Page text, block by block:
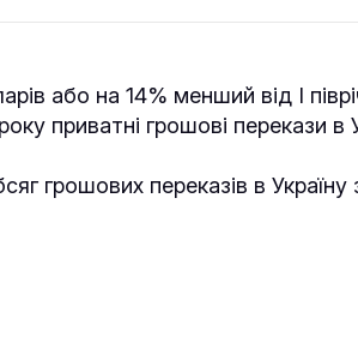
або на 14% менший від І
приватні грошові перекази в
грошових переказів в